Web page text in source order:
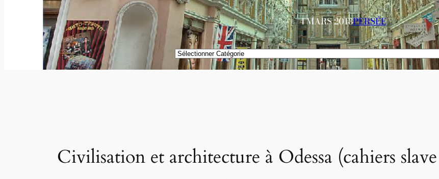
4 MARS 2018PERSÉE
Catégories
Civilisation et architecture à Odessa (cahiers